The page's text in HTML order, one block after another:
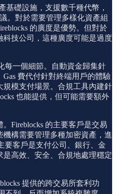
基礎設施，支援數千種代幣，
。對於需要管理多樣化資產組
的廣度是優勢。但對於
技公司，這種廣度可能是過度
每一個細節。自動資金歸集針
費代付針對終端用戶的體驗
規模支付場景。合規工具內建針
也能提供，但可能需要額外
Fireblocks 的主要客戶是交易
構需要管理多種加密資產，進
要客戶是支付公司、銀行、金
高效、安全、合規地處理穩定
提供的跨交易所套利功